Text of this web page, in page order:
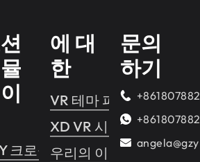
크로싱 2
에 대
한
VR 테마 파크
XD VR 시네마
우리의 이야기
문의
하기